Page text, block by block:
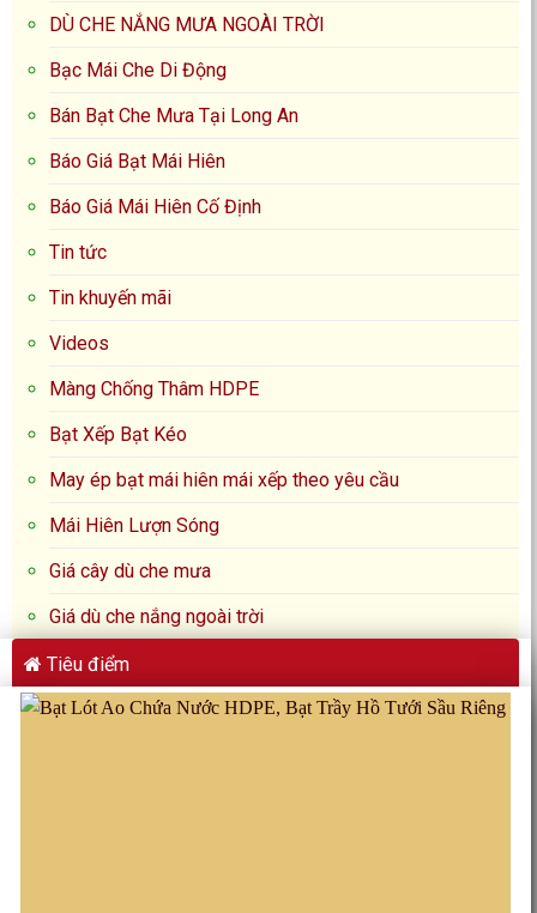
DÙ CHE NẮNG MƯA NGOÀI TRỜI
Bạc Mái Che Di Động
Bán Bạt Che Mưa Tại Long An
Báo Giá Bạt Mái Hiên
Báo Giá Mái Hiên Cố Định
Tin tức
Tin khuyến mãi
Videos
Màng Chống Thâm HDPE
Bạt Xếp Bạt Kéo
May ép bạt mái hiên mái xếp theo yêu cầu
Mái Hiên Lượn Sóng
Giá cây dù che mưa
Giá dù che nắng ngoài trời
Tiêu điểm